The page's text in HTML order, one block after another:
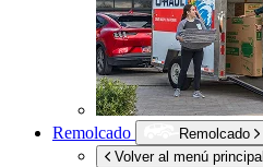
Remolcado
Remolcado
Volver al menú principal